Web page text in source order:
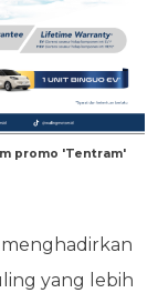
promo 'Tentram'
menghadirkan
yang lebih